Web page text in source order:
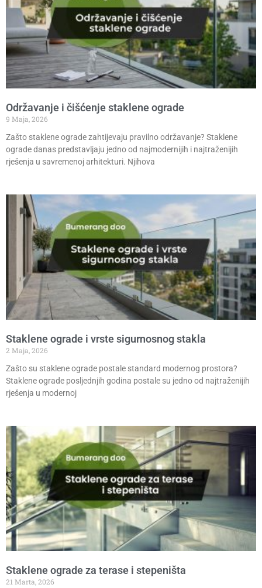
Održavanje i čišćenje staklene ograde
9 Maja, 2026
Zašto staklene ograde zahtijevaju pravilno održavanje? Staklene
ograde danas predstavljaju jedno od najmodernijih i najtraženijih
rješenja u savremenoj arhitekturi. Njihova
Staklene ograde i vrste sigurnosnog stakla
2 Maja, 2026
Zašto su staklene ograde postale standard modernog prostora?
Staklene ograde posljednjih godina postale su jedno od najtraženijih
rješenja u modernoj
Staklene ograde za terase i stepeništa
21 Marta, 2026